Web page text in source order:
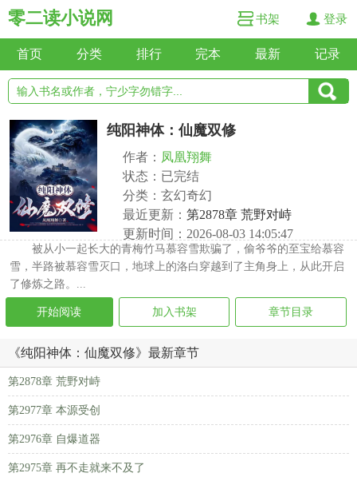
零二读小说网 书架 登录
首页 分类 排行 完本 最新 记录
纯阳神体：仙魔双修
作者： 凤凰翔舞
状态：已完结
分类：玄幻奇幻
最近更新： 第2878章 荒野对峙
更新时间：2026-08-03 14:05:47
被从小一起长大的青梅竹马慕容雪欺骗了，偷爷爷的至宝给慕容
雪，半路被慕容雪灭口，地球上的洛白穿越到了主角身上，从此开启
了修炼之路。...
开始阅读 加入书架 章节目录
《纯阳神体：仙魔双修》最新章节
第2878章 荒野对峙
第2977章 本源受创
第2976章 自爆道器
第2975章 再不走就来不及了